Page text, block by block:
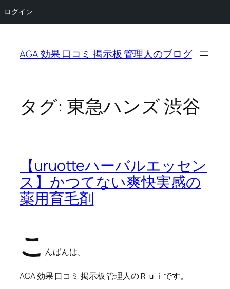
ログイン
AGA 効果 口コミ 掲示板 管理人のブログ
タグ: 東急ハンズ 渋谷
【uruotteハーバルエッセン
ス】かつてない爽快実感の
薬用育毛剤
こ んばんは。
AGA 効果 口コミ 掲示板 管理人のＲｕｉです。